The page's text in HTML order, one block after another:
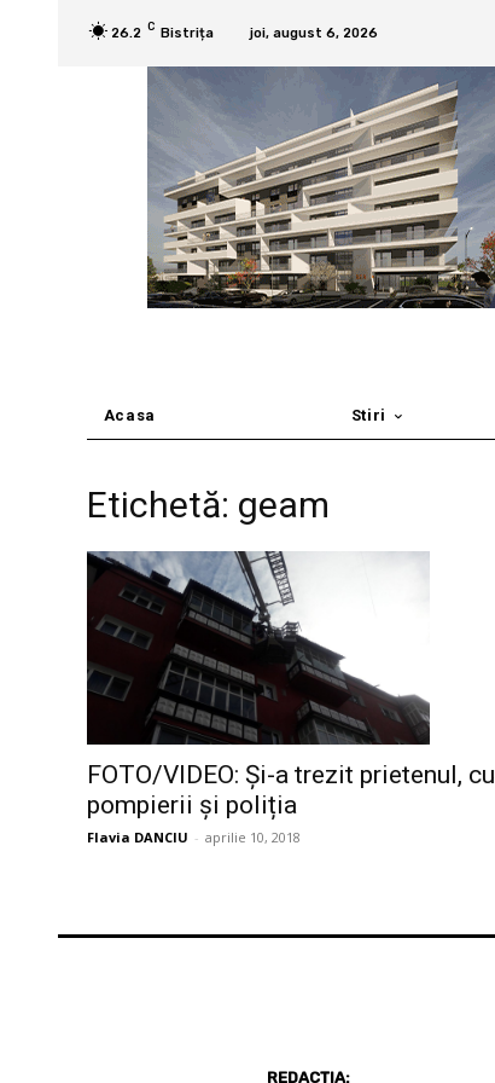
26.2 C Bistrița joi, august 6, 2026
Acasa Stiri
Etichetă: geam
FOTO/VIDEO: Și-a trezit prietenul, cu
pompierii și poliția
Flavia DANCIU - aprilie 10, 2018
REDACȚIA: